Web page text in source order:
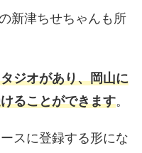
新津ちせちゃんも所
ジオがあり、岡山に
ることができます。
スに登録する形にな